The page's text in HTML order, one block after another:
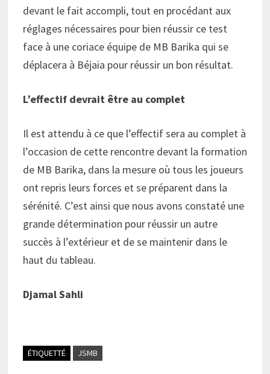
devant le fait accompli, tout en procédant aux
réglages nécessaires pour bien réussir ce test
face à une coriace équipe de MB Barika qui se
déplacera à Béjaia pour réussir un bon résultat.
L’effectif devrait être au complet
Il est attendu à ce que l’effectif sera au complet à
l’occasion de cette rencontre devant la formation
de MB Barika, dans la mesure où tous les joueurs
ont repris leurs forces et se préparent dans la
sérénité. C’est ainsi que nous avons constaté une
grande détermination pour réussir un autre
succès à l’extérieur et de se maintenir dans le
haut du tableau.
Djamal Sahli
ÉTIQUETTÉ JSMB